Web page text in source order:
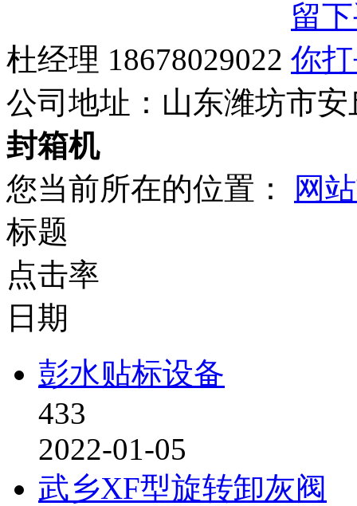
杜经理 18678029022
公司地址： 山东潍坊市
封箱机
您当前所在的位置：
网
标题
点击率
日期
彭水贴标设备
433
2022-01-05
武乡XF型旋转卸灰阀